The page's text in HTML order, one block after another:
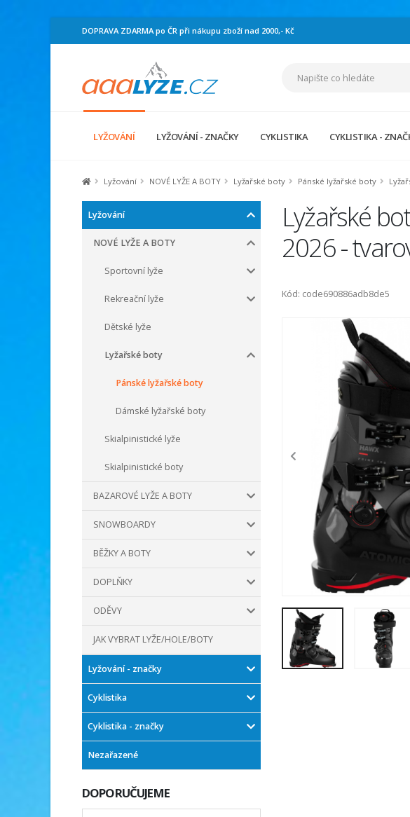
DOPRAVA ZDARMA po ČR při nákupu zboží nad 2000,- Kč
LYŽOVÁNÍ LYŽOVÁNÍ - ZNAČKY CYKLISTIKA CYKLISTIKA -
Lyžování NOVÉ LYŽE A BOTY Lyžařské boty Pánské lyžařské boty
Lyžování
NOVÉ LYŽE A BOTY
Sportovní lyže
Rekreační lyže
Dětské lyže
Lyžařské boty
Pánské lyžařské boty
Dámské lyžařské boty
Skialpinistické lyže
Skialpinistické boty
BAZAROVÉ LYŽE A BOTY
SNOWBOARDY
BĚŽKY A BOTY
DOPLŇKY
ODĚVY
JAK VYBRAT LYŽE/HOLE/BOTY
Lyžování - značky
Cyklistika
Cyklistika - značky
Nezařazené
DOPORUČUJEME
Lyžařské
2026 -
Kód: code690886adb8de5